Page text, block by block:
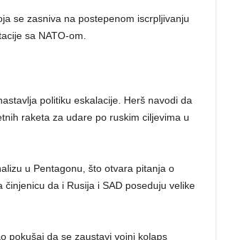
se zasniva na postepenom iscrpljivanju
sa NATO-om.
politiku eskalacije. Herš navodi da
raketa za udare po ruskim ciljevima u
u Pentagonu, što otvara pitanja o
da i Rusija i SAD poseduju velike
pokušaj da se zaustavi vojni kolaps